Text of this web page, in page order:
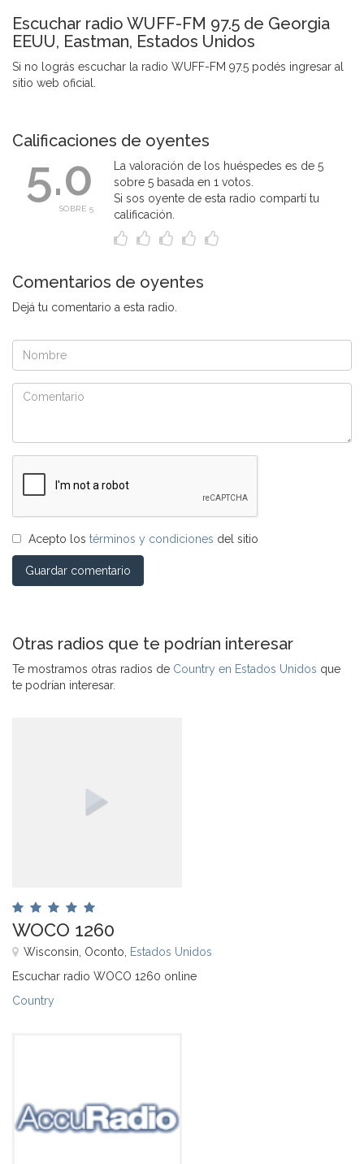
Escuchar radio WUFF-FM 97.5 de Georgia
EEUU, Eastman, Estados Unidos
Si no lográs escuchar la radio WUFF-FM 97.5 podés ingresar al
sitio web oficial.
Calificaciones de oyentes
5.0
SOBRE 5
La valoración de los huéspedes es de 5
sobre 5 basada en 1 votos.
Si sos oyente de esta radio compartí tu
calificación.
Comentarios de oyentes
Dejá tu comentario a esta radio.
Acepto los términos y condiciones del sitio
Guardar comentario
Otras radios que te podrían interesar
Te mostramos otras radios de Country en Estados Unidos que
te podrían interesar.
WOCO 1260
Wisconsin, Oconto, Estados Unidos
Escuchar radio WOCO 1260 online
Country